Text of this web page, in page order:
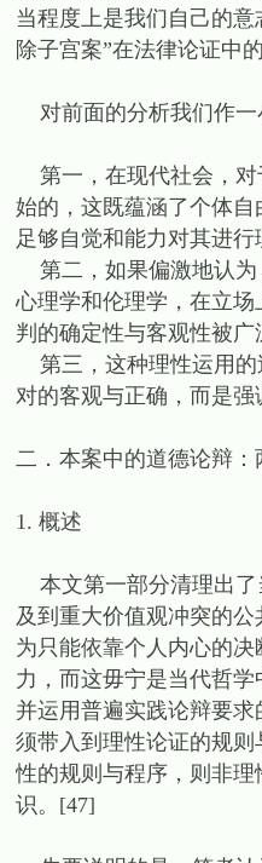
当程度上是我们自己的
除子宫案”在法律论证中的
对前面的分析我们作一
第一，在现代社会，对
始的，这既蕴涵了个体
足够自觉和能力对其进行
第二，如果偏激地认为
心理学和伦理学，在立
判的确定性与客观性被广
第三，这种理性运用的
对的客观与正确，而是
二．本案中的道德论辩
1. 概述
本文第一部分清理出了
及到重大价值观冲突的
为只能依靠个人内心的
力，而这毋宁是当代哲
并运用普遍实践论辩要
须带入到理性论证的规
性的规则与程序，则非
识。[47]